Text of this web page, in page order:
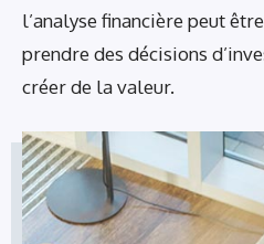
l’analyse financière peut
prendre des décisions
créer de la valeur.